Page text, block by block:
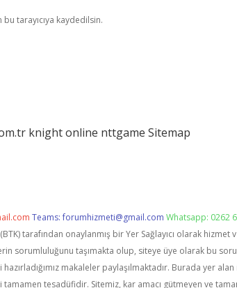
tarayıcıya kaydedilsin.
knight online nttgame Sitemap
Teams:forumhizmeti@gmail.com Whatsapp: 0262
tarafından onaylanmış bir Yer Sağlayıcı olarak
sorumluluğunu taşımakta olup, siteye üye olarak bu
makaleler paylaşılmaktadır. Burada yer
tesadüfidir. Sitemiz, kar amacı gütmeyen ve